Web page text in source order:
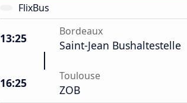
FlixBus
13:25 Bordeaux
Saint-Jean Bushaltestelle
16:25 Toulouse
ZOB